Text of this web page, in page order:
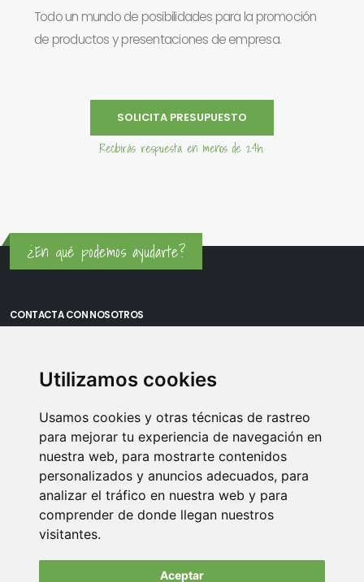
Utilizamos cookies
Usamos cookies y otras técnicas de rastreo
para mejorar tu experiencia de navegación en
nuestra web, para mostrarte contenidos
personalizados y anuncios adecuados, para
analizar el tráfico en nuestra web y para
comprender de donde llegan nuestros
visitantes.
Aceptar
Todo un mundo de posibilidades para la promoción
de productos y presentaciones de empresa.
SOLICITA PRESUPUESTO
Recibirás respuesta en menos de 24h.
¿En qué podemos ayudarte?
CONTACTA CON NOSOTROS
Oficina Vitoria: Boulevard de Salburua 8, planta 3, 01002 - Vitoria-
Email:info@memoriasusb.com